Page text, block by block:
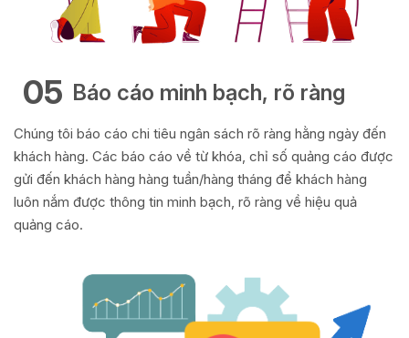
05 Báo cáo minh bạch, rõ ràng
Chúng tôi báo cáo chi tiêu ngân sách rõ ràng hằng ngày đến
khách hàng. Các báo cáo về từ khóa, chỉ số quảng cáo được
gửi đến khách hàng hàng tuần/hàng tháng để khách hàng
luôn nắm được thông tin minh bạch, rõ ràng về hiệu quả
quảng cáo.